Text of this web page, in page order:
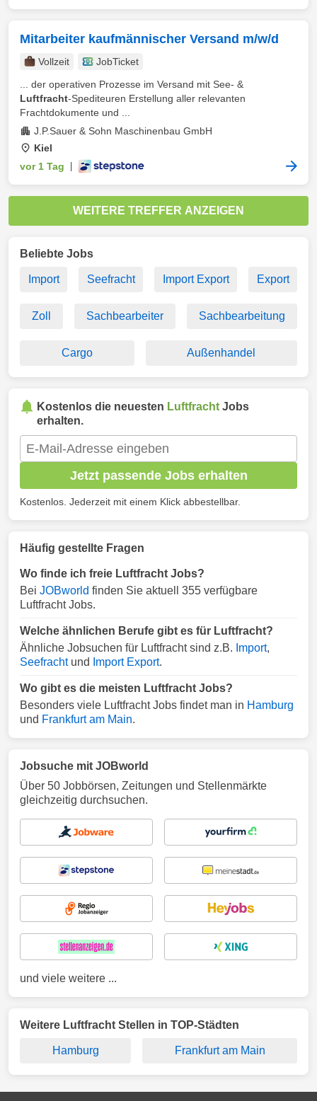
Mitarbeiter kaufmännischer Versand m/w/d
Vollzeit
JobTicket
... der operativen Prozesse im Versand mit See- &
Luftfracht-Spediteuren Erstellung aller relevanten
Frachtdokumente und ...
J.P.Sauer & Sohn Maschinenbau GmbH
Kiel
vor 1 Tag
WEITERE TREFFER ANZEIGEN
Beliebte Jobs
Import Seefracht Import Export Export
Zoll Sachbearbeiter Sachbearbeitung
Cargo Außenhandel
Kostenlos die neuesten Luftfracht Jobs
erhalten.
Jetzt passende Jobs erhalten
Kostenlos. Jederzeit mit einem Klick abbestellbar.
Häufig gestellte Fragen
Wo finde ich freie Luftfracht Jobs?
Bei JOBworld finden Sie aktuell 355 verfügbare
Luftfracht Jobs.
Welche ähnlichen Berufe gibt es für Luftfracht?
Ähnliche Jobsuchen für Luftfracht sind z.B. Import,
Seefrachtund Import Export.
Wo gibt es die meisten Luftfracht Jobs?
Besonders viele Luftfracht Jobs findet man in Hamburg
und Frankfurt am Main.
Jobsuche mit JOBworld
Über 50 Jobbörsen, Zeitungen und Stellenmärkte
gleichzeitig durchsuchen.
und viele weitere ...
Weitere Luftfracht Stellen in TOP-Städten
Hamburg Frankfurt am Main